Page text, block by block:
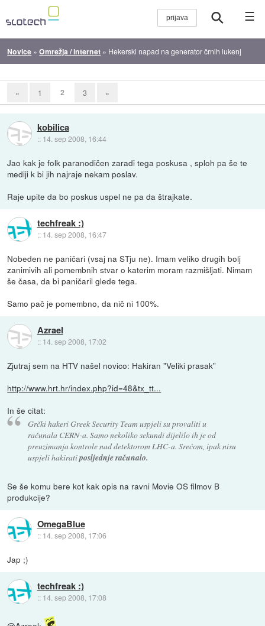
☰
Novice »Omrežja / internet » Hekerski napad na generator črnih lukenj
« 1 2 3 »
kobilica
:: 14. sep 2008, 16:44
Jao kak je folk paranodičen zaradi tega poskusa , sploh pa še te
mediji k bi jih najraje nekam poslav.
Raje upite da bo poskus uspel ne pa da štrajkate.
techfreak :)
:: 14. sep 2008, 16:47
Nobeden ne paničari (vsaj na STju ne). Imam veliko drugih bolj
zanimivih ali pomembnih stvar o katerim moram razmišljati. Nimam
še časa, da bi paničaril glede tega.
Samo pač je pomembno, da nič ni 100%.
Azrael
:: 14. sep 2008, 17:02
Zjutraj sem na HTV našel novico: Hakiran "Veliki prasak"
http://www.hrt.hr/index.php?id=48&tx_tt...
In še citat:
Grčki hakeri Greek Security Team uspjeli su provaliti u
računala CERN-a. Samo nekoliko sekundi dijelilo ih je od
preuzimanja kontrole nad detektorom LHC-a. Srećom, ipak nisu
uspjeli hakiratiposljednje računalo.
Se še komu bere kot kak opis na ravni Movie OS filmov B
produkcije?
OmegaBlue
:: 14. sep 2008, 17:06
Jap ;)
techfreak :)
:: 14. sep 2008, 17:08